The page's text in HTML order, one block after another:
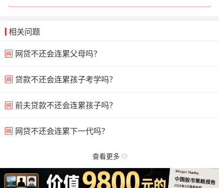
相关问题
网贷不还会连累父母吗？
贷款不还会连累孩子考学吗？
前夫贷款不还会连累孩子吗？
网贷不还会连累下一代吗？
查看更多